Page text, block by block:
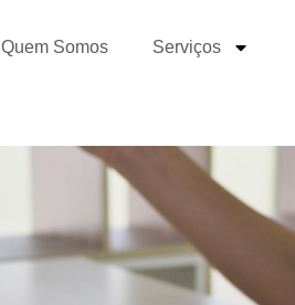
Quem Somos Serviços